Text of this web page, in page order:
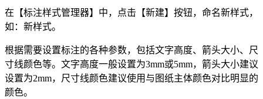
在【标注样式管理器】中，点击【新建】按钮，命名新样式，
如：新样式。
根据需要设置标注的各种参数，包括文字高度、箭头大小、尺
寸线颜色等。文字高度一般设置为3mm或5mm，箭头大小建议
设置为2mm，尺寸线颜色建议使用与图纸主体颜色对比明显的
颜色。